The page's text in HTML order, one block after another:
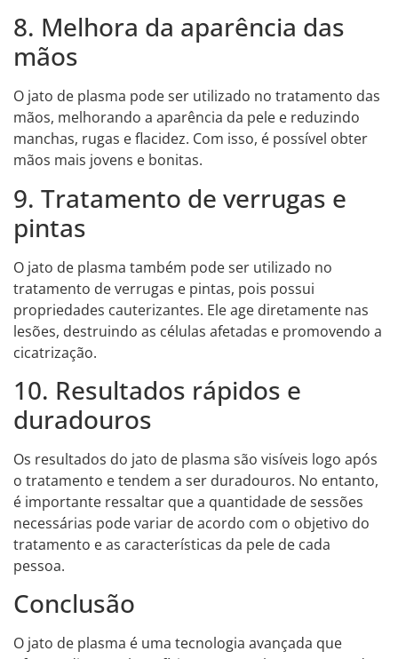
8. Melhora da aparência das
mãos
O jato de plasma pode ser utilizado no tratamento das
mãos, melhorando a aparência da pele e reduzindo
manchas, rugas e flacidez. Com isso, é possível obter
mãos mais jovens e bonitas.
9. Tratamento de verrugas e
pintas
O jato de plasma também pode ser utilizado no
tratamento de verrugas e pintas, pois possui
propriedades cauterizantes. Ele age diretamente nas
lesões, destruindo as células afetadas e promovendo a
cicatrização.
10. Resultados rápidos e
duradouros
Os resultados do jato de plasma são visíveis logo após
o tratamento e tendem a ser duradouros. No entanto,
é importante ressaltar que a quantidade de sessões
necessárias pode variar de acordo com o objetivo do
tratamento e as características da pele de cada
pessoa.
Conclusão
O jato de plasma é uma tecnologia avançada que